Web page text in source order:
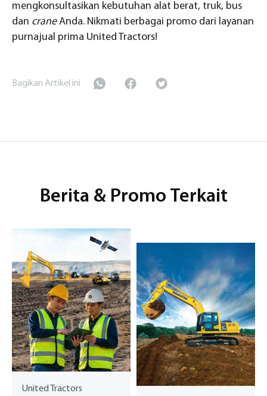
mengkonsultasikan kebutuhan alat berat, truk, bus
dan craneAnda. Nikmati berbagai promo dari layanan
purnajual prima United Tractors!
Bagikan Artikel ini
Berita & Promo Terkait
United Tractors